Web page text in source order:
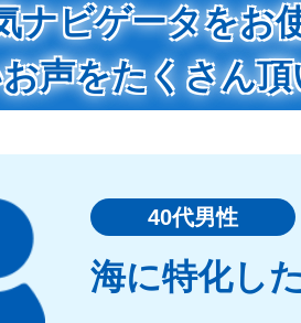
ナビゲータをお
声をたくさん
40代男性
海に特化し